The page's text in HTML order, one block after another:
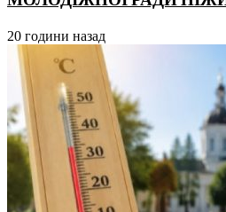
20 години назад